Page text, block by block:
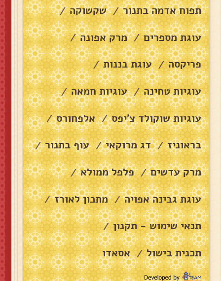
תפוח אדמה בתנור / שקשוקה /
עוגת מספרים / מרק אפונה /
פריקסה / עוגת בננות /
עוגיות טחינה / עוגיות חמאה /
עוגיות שוקולד צ׳יפס / אלפחורס /
בראוניז / דג מרוקאי / עוף בתנור /
מרק עדשים / פלפל ממולא /
עוגת גבינה אפויה / מתכון לאורז /
תנאי שימוש - תקנון /
תכנית בישול / אסאדו